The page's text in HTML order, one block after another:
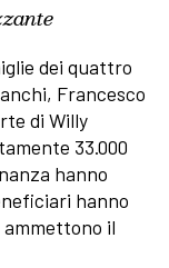
dei quattro
Francesco
di Willy
33.000
hanno
hanno
ammettono il